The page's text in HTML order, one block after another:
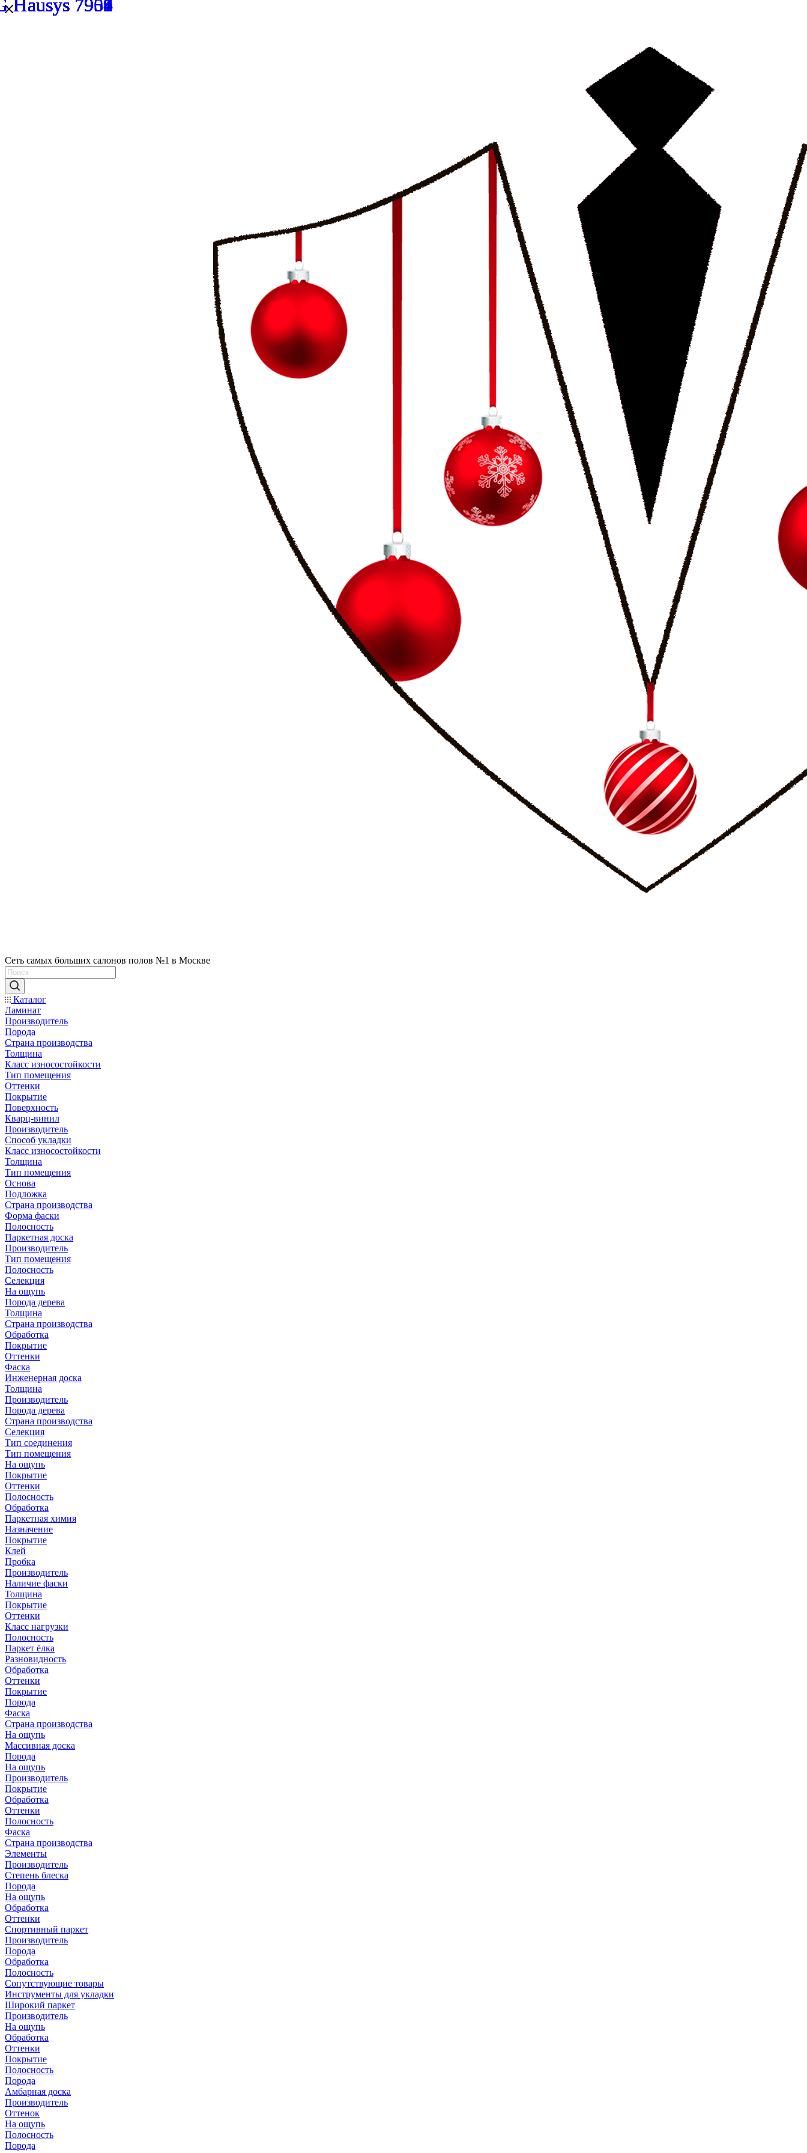
Сеть самых больших салонов полов №1 в Москве
Каталог
Ламинат
Производитель
Порода
Страна производства
Толщина
Класс износостойкости
Тип помещения
Оттенки
Покрытие
Поверхность
Кварц-винил
Производитель
Способ укладки
Класс износостойкости
Толщина
Тип помещения
Основа
Подложка
Страна производства
Форма фаски
Полосность
Паркетная доска
Производитель
Тип помещения
Полосность
Селекция
На ощупь
Порода дерева
Толщина
Страна производства
Обработка
Покрытие
Оттенки
Фаска
Инженерная доска
Толщина
Производитель
Порода дерева
Страна производства
Селекция
Тип соединения
Тип помещения
На ощупь
Покрытие
Оттенки
Полосность
Обработка
Паркетная химия
Назначение
Покрытие
Клей
Пробка
Производитель
Наличие фаски
Толщина
Покрытие
Оттенки
Класс нагрузки
Полосность
Паркет ёлка
Разновидность
Обработка
Оттенки
Покрытие
Порода
Фаска
Страна производства
На ощупь
Массивная доска
Порода
На ощупь
Производитель
Покрытие
Обработка
Оттенки
Полосность
Фаска
Страна производства
Элементы
Производитель
Степень блеска
Порода
На ощупь
Обработка
Оттенки
Спортивный паркет
Производитель
Порода
Обработка
Полосность
Сопутствующие товары
Инструменты для укладки
Широкий паркет
Производитель
На ощупь
Обработка
Оттенки
Покрытие
Полосность
Порода
Амбарная доска
Производитель
Оттенок
На ощупь
Полосность
Порода